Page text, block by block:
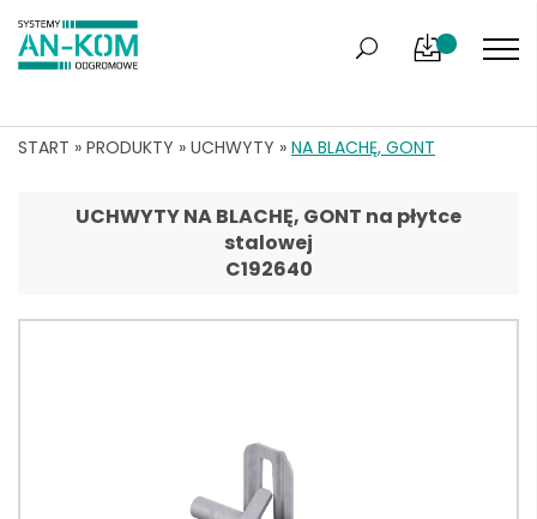
START » PRODUKTY » UCHWYTY » NA BLACHĘ, GONT
UCHWYTY NA BLACHĘ, GONT na płytce
stalowej
C192640